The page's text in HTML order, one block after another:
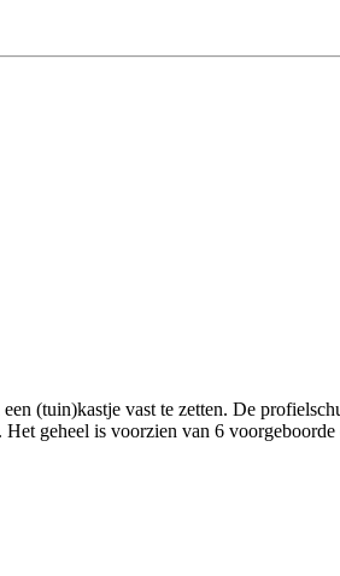
(tuin)kastje vast te zetten. De
geheel is voorzien van 6